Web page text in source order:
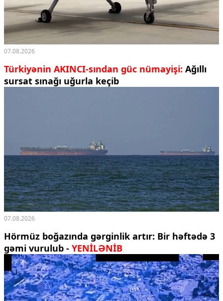
07.08.2026
Türkiyənin AKINCI-sından güc nümayişi: Ağıllı
sursat sınağı uğurla keçib
07.08.2026
Hörmüz boğazında gərginlik artır: Bir həftədə 3
gəmi vurulub - YENİLƏNİB